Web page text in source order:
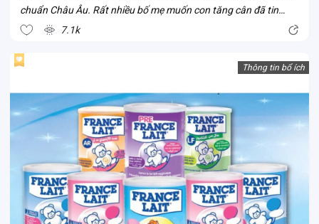
chuẩn Châu Âu. Rất nhiều bố mẹ muốn con tăng cân đã tin
chọn dòng sữa này ngay khi sản phẩm có mặt tại Việt Nam. Vì
7.1k
Thông tin bổ ích